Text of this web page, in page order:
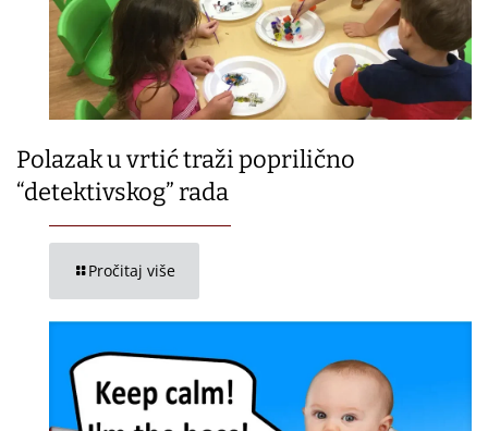
Polazak u vrtić traži poprilično
“detektivskog” rada
Pročitaj više